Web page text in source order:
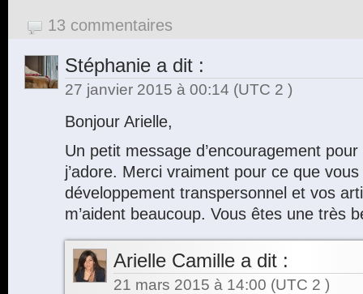
13 commentaires
Stéphanie a dit :
27 janvier 2015 à 00:14 (UTC 2 )
Bonjour Arielle,
Un petit message d’encouragement
j’adore. Merci vraiment pour ce que
développement transpersonnel et vos
m’aident beaucoup. Vous êtes une très
Arielle Camille a dit :
21 mars 2015 à 14:00 (UTC 2 )